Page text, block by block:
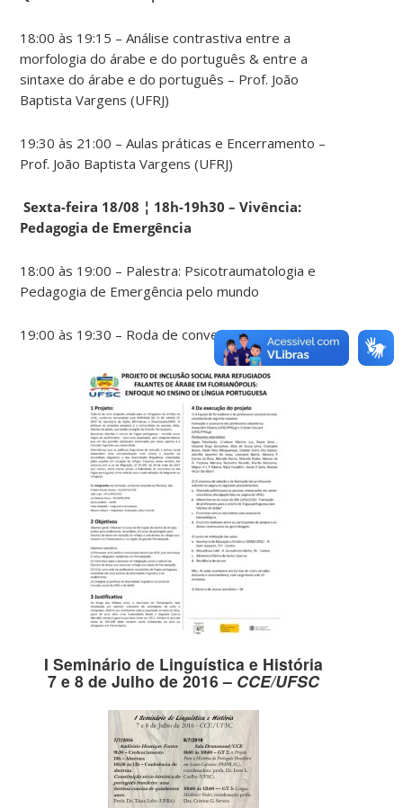
18:00 às 19:15 – Análise contrastiva entre a
morfologia do árabe e do português & entre a
sintaxe do árabe e do português – Prof. João
Baptista Vargens (UFRJ)
19:30 às 21:00 – Aulas práticas e Encerramento –
Prof. João Baptista Vargens (UFRJ)
Sexta-feira 18/08 ¦ 18h-19h30 – Vivência:
Pedagogia de Emergência
18:00 às 19:00 – Palestra: Psicotraumatologia e
Pedagogia de Emergência pelo mundo
19:00 às 19:30 – Roda de conversa com perguntas.
I Seminário de Linguística e História
7 e 8 de Julho de 2016 – CCE/UFSC